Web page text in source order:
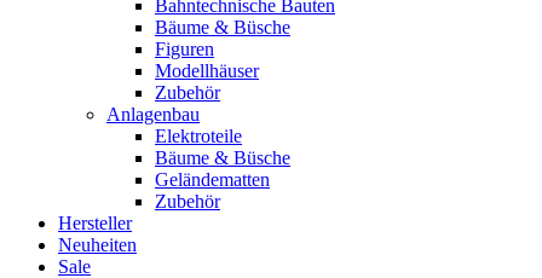
Bahntechnische Bauten
Bäume & Büsche
Figuren
Modellhäuser
Zubehör
Anlagenbau
Elektroteile
Bäume & Büsche
Geländematten
Zubehör
Hersteller
Neuheiten
Sale